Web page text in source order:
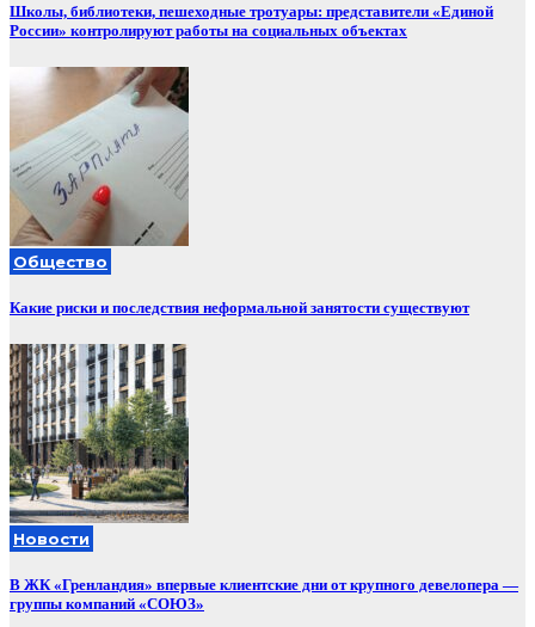
Школы, библиотеки, пешеходные тротуары: представители «Единой
России» контролируют работы на социальных объектах
Общество
Какие риски и последствия неформальной занятости существуют
Новости
В ЖК «Гренландия» впервые клиентские дни от крупного девелопера —
группы компаний «СОЮЗ»